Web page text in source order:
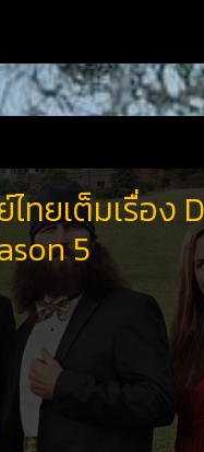
ทยเต็มเรื่อง
5